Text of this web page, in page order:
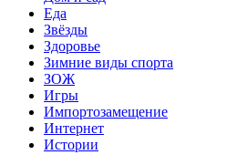
Еда
Звёзды
Здоровье
Зимние виды спорта
ЗОЖ
Игры
Импортозамещение
Интернет
Истории